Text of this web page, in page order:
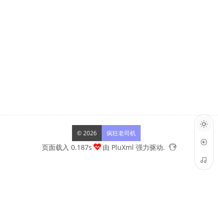
© 2026 疯狂老司机
页面载入 0.187s 由 PluXml 强力驱动.